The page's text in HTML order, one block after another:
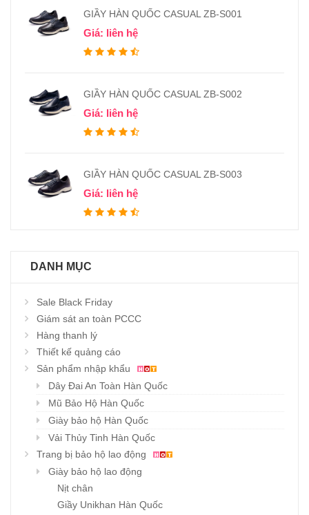
GIẦY HÀN QUỐC CASUAL ZB-S001
Giá: liên hệ
GIẦY HÀN QUỐC CASUAL ZB-S002
Giá: liên hệ
GIẦY HÀN QUỐC CASUAL ZB-S003
Giá: liên hệ
DANH MỤC
Sale Black Friday
Giám sát an toàn PCCC
Hàng thanh lý
Thiết kế quảng cáo
Sản phẩm nhập khẩu
Dây Đai An Toàn Hàn Quốc
Mũ Bảo Hộ Hàn Quốc
Giày bảo hộ Hàn Quốc
Vải Thủy Tinh Hàn Quốc
Trang bị bảo hộ lao động
Giày bảo hộ lao động
Nịt chân
Giầy Unikhan Hàn Quốc